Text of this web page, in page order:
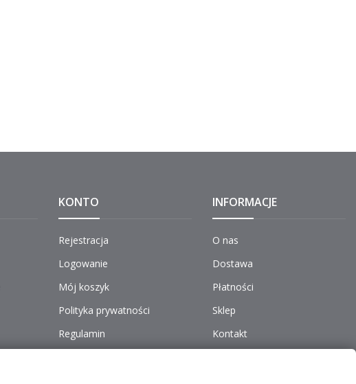
KONTO
Rejestracja
Logowanie
Mój koszyk
Polityka prywatności
Regulamin
INFORMACJE
O nas
Dostawa
Płatności
Sklep
Kontakt